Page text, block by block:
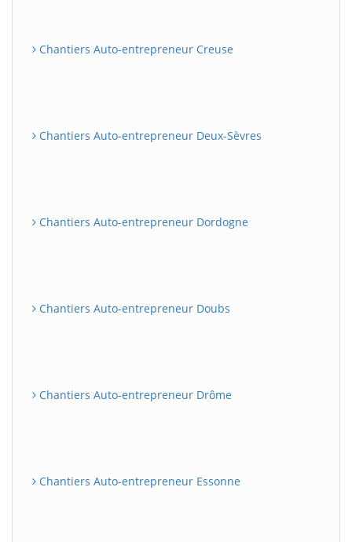
Chantiers Auto-entrepreneur Creuse
Chantiers Auto-entrepreneur Deux-Sèvres
Chantiers Auto-entrepreneur Dordogne
Chantiers Auto-entrepreneur Doubs
Chantiers Auto-entrepreneur Drôme
Chantiers Auto-entrepreneur Essonne